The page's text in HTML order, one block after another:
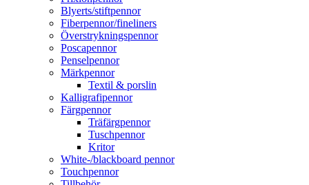
Blyerts/stiftpennor
Fiberpennor/fineliners
Överstrykningspennor
Poscapennor
Penselpennor
Märkpennor
Textil & porslin
Kalligrafipennor
Färgpennor
Träfärgpennor
Tuschpennor
Kritor
White-/blackboard pennor
Touchpennor